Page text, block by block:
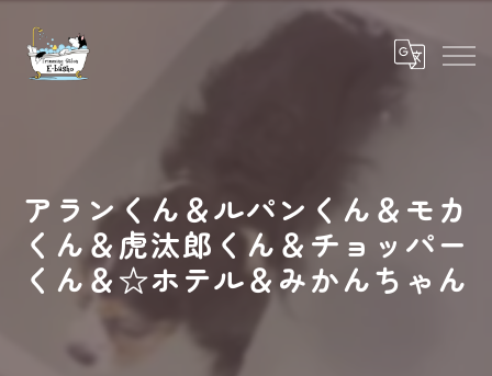
アランくん＆ルパンくん＆モカ
くん＆虎汰郎くん＆チョッパー
くん＆☆ホテル＆みかんちゃん